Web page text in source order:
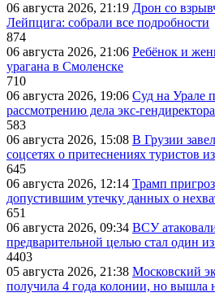
06 августа 2026, 21:19 Дрон со
Лейпцига: собрали все подробности
874
06 августа 2026, 21:06 Ребёнок и
урагана в Смоленске
710
06 августа 2026, 19:06 Суд на Урале
рассмотрению дела экс-
583
06 августа 2026, 15:08 В Грузии
соцсетях о притеснениях туристов
645
06 августа 2026, 12:14 Трамп
допустившим утечку данных о
651
06 августа 2026, 09:34 ВСУ
предварительной целью стал один
4403
05 августа 2026, 21:38 Московский
получила 4 года колонии, но вышла